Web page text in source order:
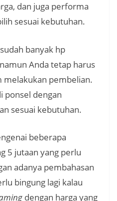
dan juga performa
sesuai kebutuhan.
banyak hp
Anda tetap harus
melakukan pembelian.
ponsel dengan
sesuai kebutuhan.
beberapa
5 jutaan yang perlu
adanya pembahasan
bingung lagi kalau
dengan harga yang